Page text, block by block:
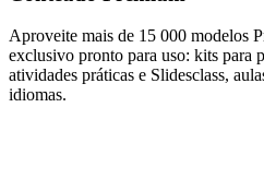
Aproveite mais de 15 000 modelos
exclusivo pronto para uso: kits para
atividades práticas e Slidesclass,
idiomas.